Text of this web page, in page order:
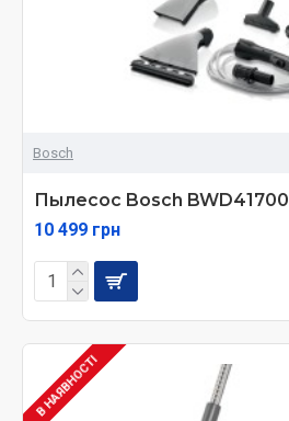
Bosch
Пылесос Bosch BWD41700
10 499 грн
В НАЯВНОСТІ